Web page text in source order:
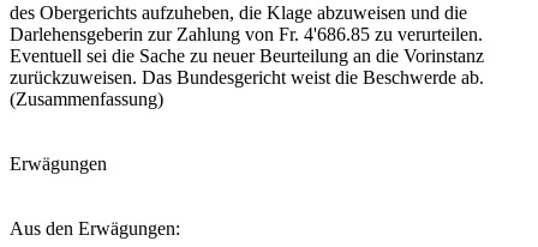
des Obergerichts aufzuheben, die Klage abzuweisen und die
Darlehensgeberin zur Zahlung von Fr. 4'686.85 zu verurteilen.
Eventuell sei die Sache zu neuer Beurteilung an die Vorinstanz
zurückzuweisen. Das Bundesgericht weist die Beschwerde ab.
(Zusammenfassung)
Erwägungen
Aus den Erwägungen: